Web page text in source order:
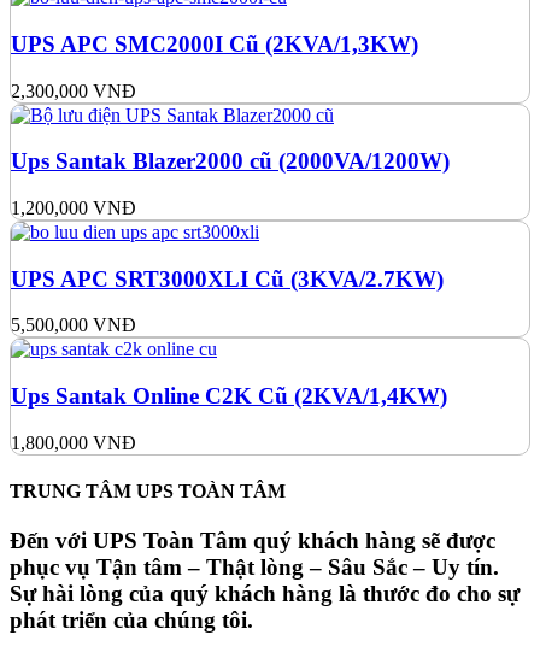
UPS APC SMC2000I Cũ (2KVA/1,3KW)
2,300,000 VNĐ
Ups Santak Blazer2000 cũ (2000VA/1200W)
1,200,000 VNĐ
UPS APC SRT3000XLI Cũ (3KVA/2.7KW)
5,500,000 VNĐ
Ups Santak Online C2K Cũ (2KVA/1,4KW)
1,800,000 VNĐ
TRUNG TÂM UPS TOÀN TÂM
Đến với UPS Toàn Tâm quý khách hàng sẽ được
phục vụ Tận tâm – Thật lòng – Sâu Sắc – Uy tín.
Sự hài lòng của quý khách hàng là thước đo cho sự
phát triển của chúng tôi.